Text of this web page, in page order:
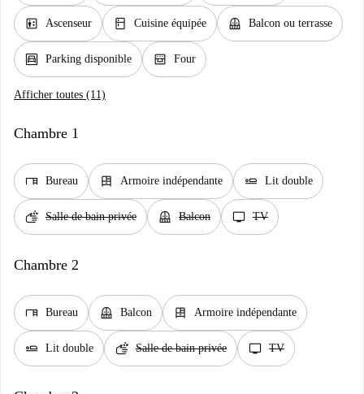
elevator Ascenseur kitchen Cuisine équipée balcony Balcon ou terrasse
garage Parking disponible oven_gen Four
Afficher toutes (11)
Chambre 1
desk Bureau dresser Armoire indépendante airline_seat_flat Lit double
soap Salle de bain privée balcony Balcon tv TV
Chambre 2
desk Bureau balcony Balcon dresser Armoire indépendante
airline_seat_flat Lit double soap Salle de bain privée tv TV